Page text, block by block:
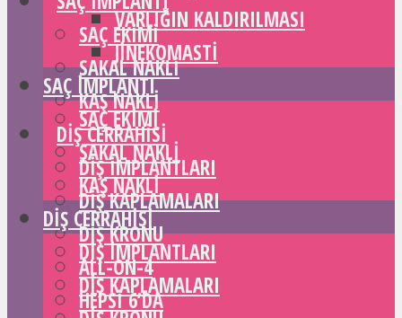
SAÇ EKIMI
SAKAL NAKLI
KAŞ NAKLI
DIŞ CERRAHISI
DIŞ IMPLANTLARI
DIŞ KAPLAMALARI
DIŞ KRONU
ALL-ON-4
HEPSI 6’DA
VARLIĞIN KALDIRILMASI
JINEKOMASTI
SAÇ IMPLANTI
SAÇ EKIMI
SAKAL NAKLI
KAŞ NAKLI
DIŞ CERRAHISI
DIŞ IMPLANTLARI
DIŞ KAPLAMALARI